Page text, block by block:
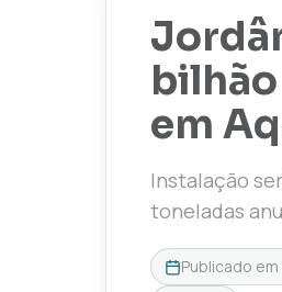
em
Instalação
toneladas
Publicado em